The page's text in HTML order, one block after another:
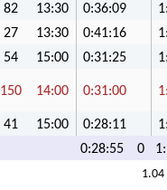
82 13:30 0:36:09
27 13:30 0:41:16
54 15:00 0:31:25
150 14:00 0:31:00
41 15:00 0:28:11
0:28:55
0
1.04